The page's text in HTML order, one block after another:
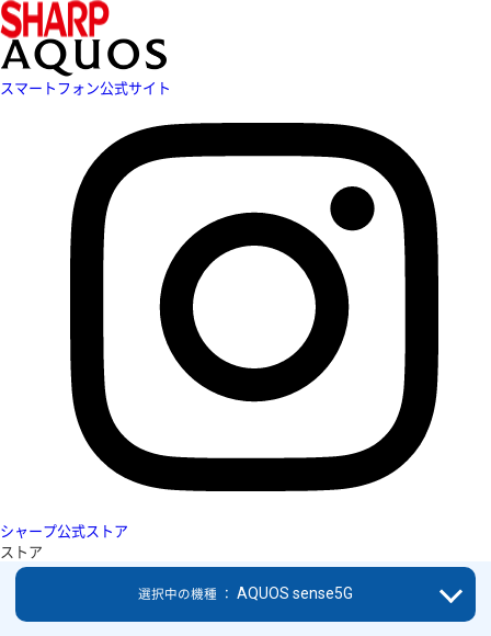
スマートフォン公式サイト
シャープ公式ストア
ストア
選択中の機種 ： AQUOS sense5G